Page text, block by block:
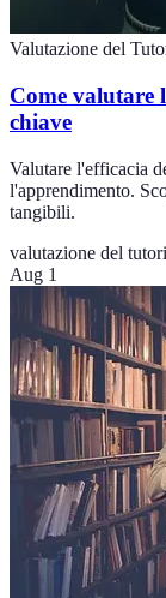
Valutazione del
Come valutare
chiave
Valutare l'efficacia
l'apprendimento.
tangibili.
valutazione del
Aug 1